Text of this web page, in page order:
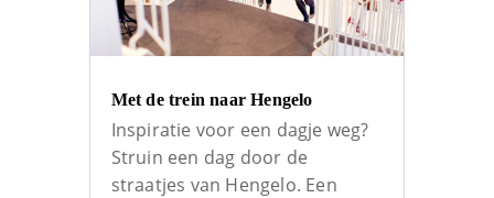
Met de trein naar Hengelo
Inspiratie voor een dagje weg?
Struin een dag door de
straatjes van Hengelo. Een